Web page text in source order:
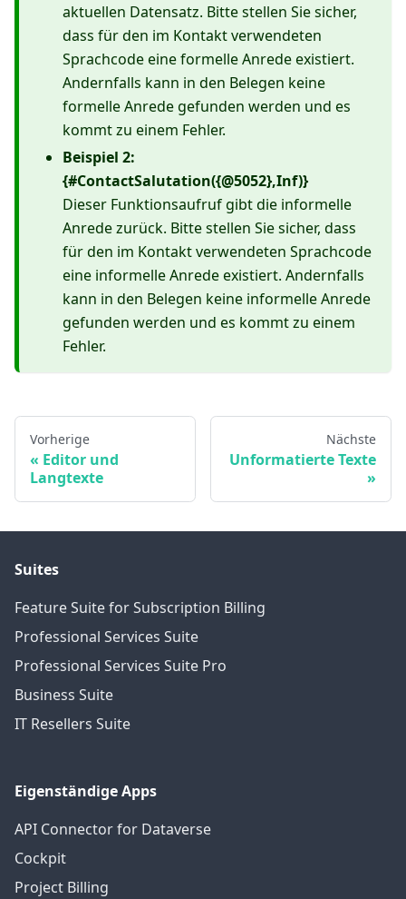
aktuellen Datensatz. Bitte stellen Sie sicher,
dass für den im Kontakt verwendeten
Sprachcode eine formelle Anrede existiert.
Andernfalls kann in den Belegen keine
formelle Anrede gefunden werden und es
kommt zu einem Fehler.
Beispiel 2:
{#ContactSalutation({@5052},Inf)}
Dieser Funktionsaufruf gibt die informelle
Anrede zurück. Bitte stellen Sie sicher, dass
für den im Kontakt verwendeten Sprachcode
eine informelle Anrede existiert. Andernfalls
kann in den Belegen keine informelle Anrede
gefunden werden und es kommt zu einem
Fehler.
Vorherige
Editor und
Langtexte
Nächste
Unformatierte Texte
Suites
Feature Suite for Subscription Billing
Professional Services Suite
Professional Services Suite Pro
Business Suite
IT Resellers Suite
Eigenständige Apps
API Connector for Dataverse
Cockpit
Project Billing